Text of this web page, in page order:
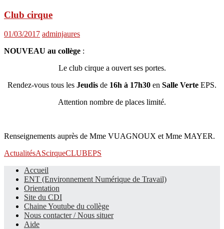
Club cirque
01/03/2017 adminjaures
NOUVEAU au collège :
Le club cirque a ouvert ses portes.
Rendez-vous tous les Jeudis de 16h à 17h30 en Salle Verte EPS.
Attention nombre de places limité.
Renseignements auprès de Mme VUAGNOUX et Mme MAYER.
ActualitésAScirqueCLUBEPS
Le site du collège
Accueil
ENT (Environnement Numérique de Travail)
Orientation
Site du CDI
Chaine Youtube du collège
Nous contacter / Nous situer
Aide